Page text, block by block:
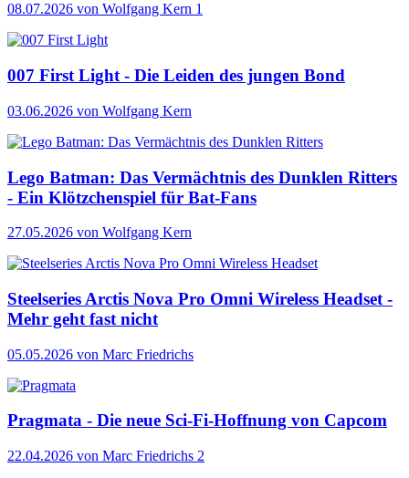
08.07.2026 von Wolfgang Kern 1
007 First Light - Die Leiden des jungen Bond
03.06.2026 von Wolfgang Kern
Lego Batman: Das Vermächtnis des Dunklen Ritters
- Ein Klötzchenspiel für Bat-Fans
27.05.2026 von Wolfgang Kern
Steelseries Arctis Nova Pro Omni Wireless Headset -
Mehr geht fast nicht
05.05.2026 von Marc Friedrichs
Pragmata - Die neue Sci-Fi-Hoffnung von Capcom
22.04.2026 von Marc Friedrichs 2